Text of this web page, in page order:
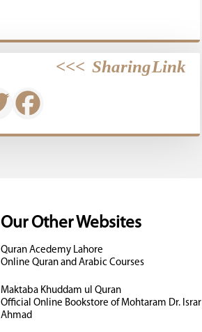
Sharing Link
>>>
Our Other Websites
Quran Acedemy Lahore
Online Quran and Arabic Courses
Maktaba Khuddam ul Quran
Official Online Bookstore of Mohtaram Dr. Israr
Ahmad